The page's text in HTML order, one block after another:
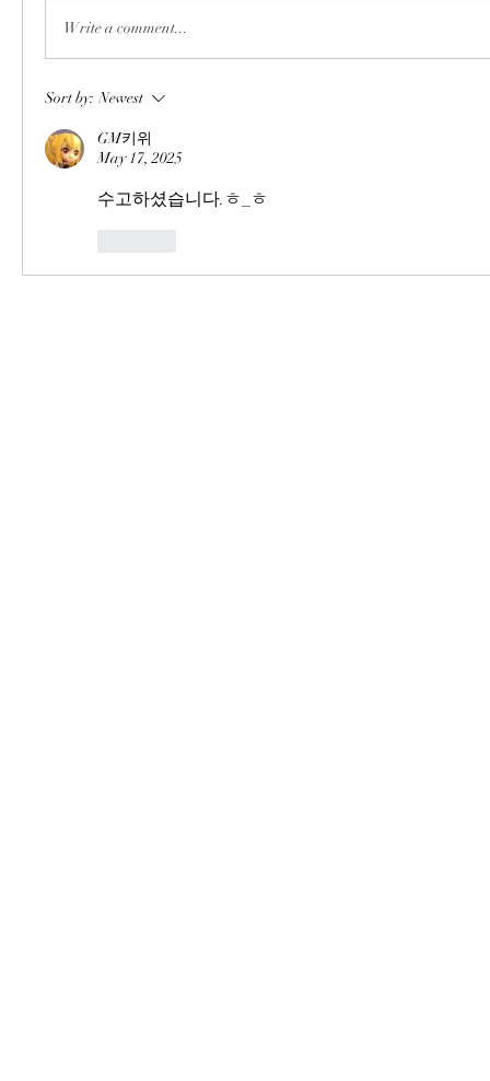
Write a comment...
Sort by: Newest
GM키위
May 17, 2025
수고하셨습니다.ㅎ_ㅎ